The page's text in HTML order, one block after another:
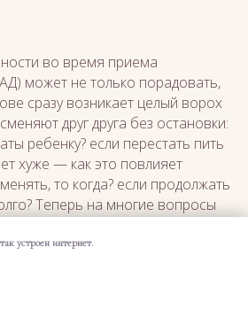
во время приема
может не только порадовать,
сразу возникает целый ворох
друг друга без остановки:
ребенку? если перестать пить
хуже — как это повлияет
то когда? если продолжать
Теперь на многие вопросы
постаралось учесть все
АД за 22 года
устроен интернет.